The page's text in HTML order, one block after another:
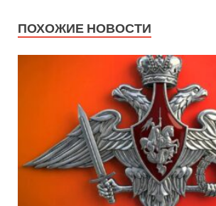
ПОХОЖИЕ НОВОСТИ